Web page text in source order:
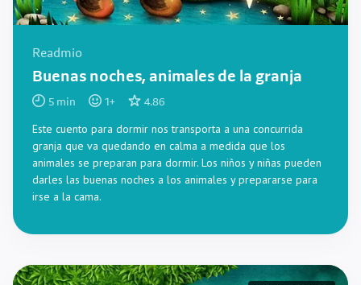
Readmio
Buenas noches, animales de la granja
5 min 1+ 4.86
Este cuento para dormir nos transporta a una concurrida
granja que va quedando en calma a medida que los
animales se preparan para dormir. Los niños y niñas pueden
darles las buenas noches a los animales y prepararse para
irse a la cama.